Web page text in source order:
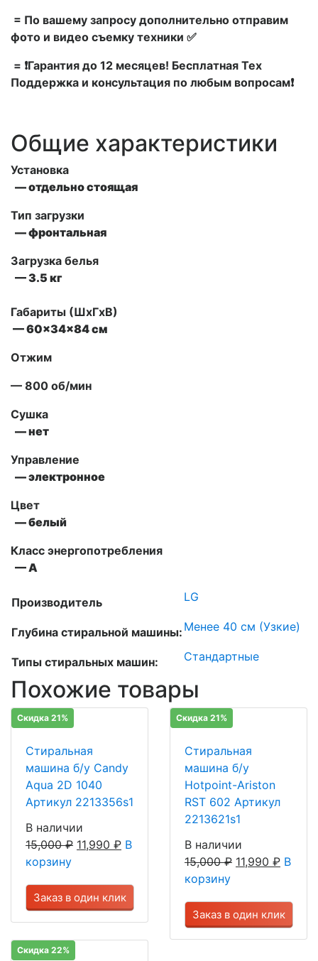
= По вашему запросу дополнительно отправим
фото и видео съемку техники ✅
= ❗Гарантия до 12 месяцев! Бесплатная Тех
Поддержка и консультация по любым вопросам❗
Общие характеристики
Установка
—отдельно стоящая
Тип загрузки
— фронтальная
Загрузка белья
— 3.5 кг
Габариты (ШxГxВ)
— 60x34x84 см
Отжим
— 800 об/мин
Сушка
— нет
Управление
— электронное
Цвет
— белый
Класс энергопотребления
— А
Производитель LG
Глубина стиральной машины: Менее 40 см (Узкие)
Типы стиральных машин: Стандартные
Похожие товары
Скидка 21%
Стиральная
машина б/у Candy
Aqua 2D 1040
Артикул 2213356s1
В наличии
15,000₽ 11,990 ₽ В
корзину
Заказ в один клик
Скидка 21%
Стиральная
машина б/у
Hotpoint-Ariston
RST 602 Артикул
2213621s1
В наличии
15,000₽ 11,990 ₽ В
корзину
Заказ в один клик
Скидка 22%